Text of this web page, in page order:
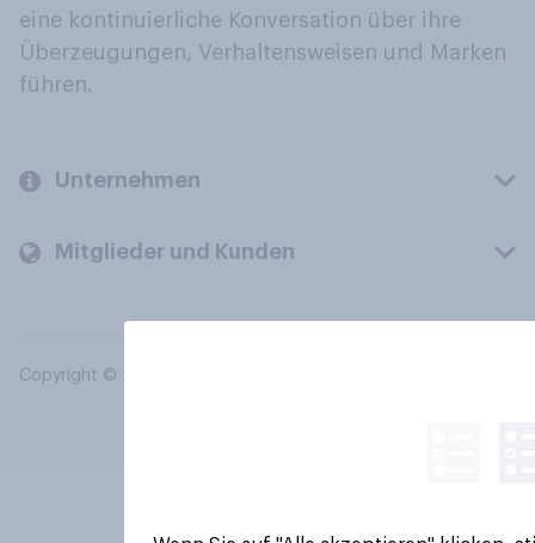
eine kontinuierliche Konversation über ihre
Überzeugungen, Verhaltensweisen und Marken
führen.
Unternehmen
Mitglieder und Kunden
Copyright © 2026 YouGov PLC. Alle Rechte vorbehalten.